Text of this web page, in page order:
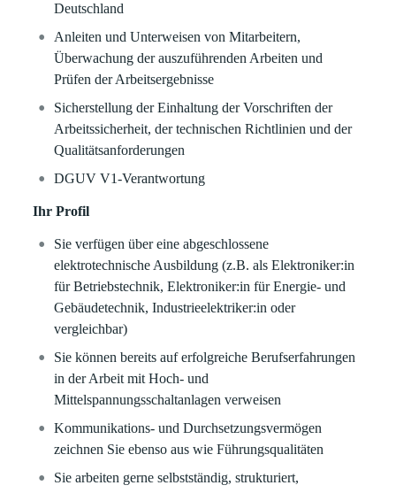
Deutschland
Anleiten und Unterweisen von Mitarbeitern,
Überwachung der auszuführenden Arbeiten und
Prüfen der Arbeitsergebnisse
Sicherstellung der Einhaltung der Vorschriften der
Arbeitssicherheit, der technischen Richtlinien und der
Qualitätsanforderungen
DGUV V1-Verantwortung
Ihr Profil
Sie verfügen über eine abgeschlossene
elektrotechnische Ausbildung (z.B. als Elektroniker:in
für Betriebstechnik, Elektroniker:in für Energie- und
Gebäudetechnik, Industrieelektriker:in oder
vergleichbar)
Sie können bereits auf erfolgreiche Berufserfahrungen
in der Arbeit mit Hoch- und
Mittelspannungsschaltanlagen verweisen
Kommunikations- und Durchsetzungsvermögen
zeichnen Sie ebenso aus wie Führungsqualitäten
Sie arbeiten gerne selbstständig, strukturiert,